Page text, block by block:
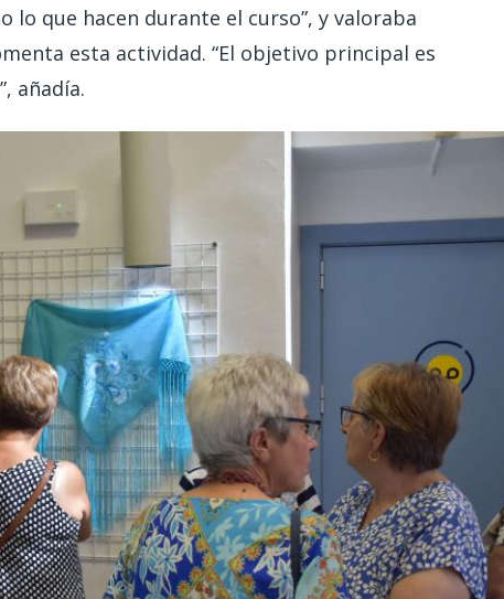
lo que hacen durante el curso”, y valoraba
esta actividad. “El objetivo principal es
añadía.